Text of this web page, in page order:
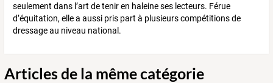
seulement dans l’art de tenir en haleine ses lecteurs. Férue
d’équitation, elle a aussi pris part à plusieurs compétitions de
dressage au niveau national.
Articles de la même catégorie